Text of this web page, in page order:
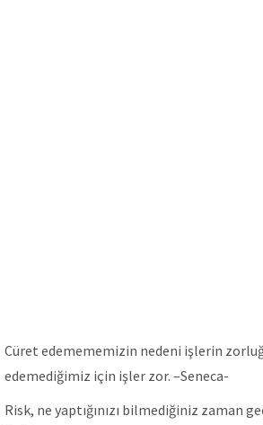
Cüret edemememizin nedeni işlerin
edemediğimiz için işler zor. –Seneca-
Risk, ne yaptığınızı bilmediğiniz zaman